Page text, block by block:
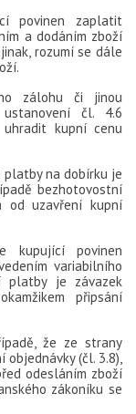
povinen zaplatit
a dodáním zboží
rozumí se dále
zálohu či jinou
čl. 4.6
kupní cenu
platby na dobírku je
bezhotovostní
uzavření kupní
kupující povinen
variabilního
platby je závazek
připsání
že ze strany
(čl. 3.8),
odesláním zboží
zákoníku se